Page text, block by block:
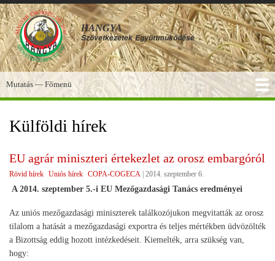
Ugrás
a
tartalomra
HANGYA
Szövetkezetek Együttműködése
Főmenü
Mutatás — Főmenü
Külföldi hírek
EU agrár miniszteri értekezlet az orosz embargóról
Rövid hírek Uniós hírek COPA-COGECA 2014. szeptember 6.
A 2014. szeptember 5.-i EU Mezőgazdasági Tanács eredményei
Az uniós mezőgazdasági miniszterek találkozójukon megvitatták az orosz
tilalom a hatását a mezőgazdasági exportra és teljes mértékben üdvözölték
a Bizottság eddig hozott intézkedéseit. Kiemelték, arra szükség van,
hogy: